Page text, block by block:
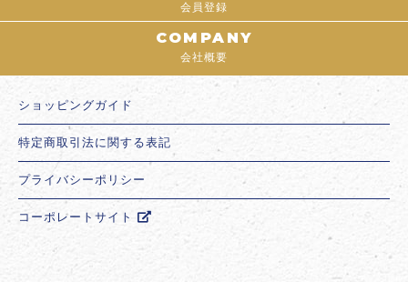
会員登録
COMPANY
会社概要
ショッピングガイド
特定商取引法に関する表記
プライバシーポリシー
コーポレートサイト